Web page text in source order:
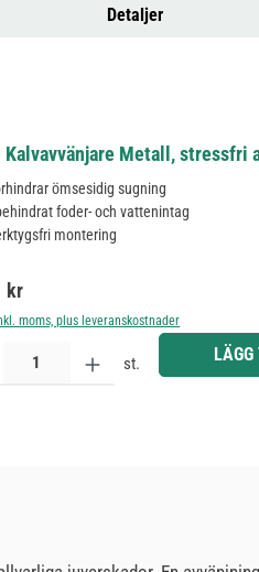
Detaljer
Kalvavvänjare Metall, stressfri
ömsesidig sugning
foder- och vattenintag
montering
pris:
kr
moms, plus leveranskostnader
Ange önskat belopp eller
st.